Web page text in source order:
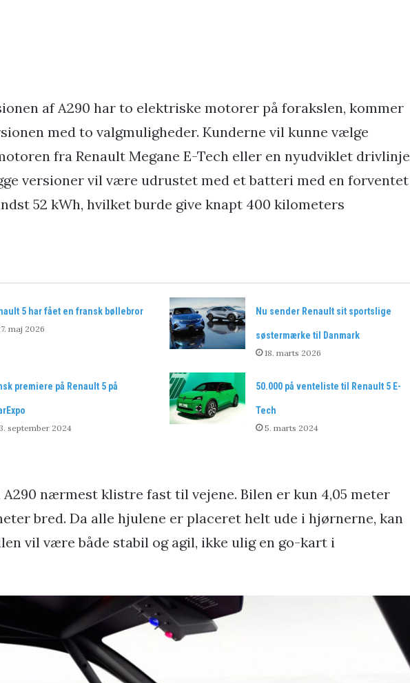
af A290 har to elektriske motorer på forakslen, kommer
med to valgmuligheder. Kunderne vil kunne vælge
fra Renault Megane E-Tech eller en nyudviklet drivlinje
versioner vil være udrustet med et batteri med en forventet
52 kWh, hvilket burde give knapt 400 kilometers
5 har fået en fransk bøllebror
maj 2026
Nu sender Renault sit sportslige
søstermærke til Danmark
18. marts 2026
premiere på Renault 5 på
september 2024
50.000 på venteliste til Renault 5 E-
Tech
5. marts 2024
nærmest klistre fast til vejene. Bilen er kun 4,05 meter
bred. Da alle hjulene er placeret helt ude i hjørnerne, kan
vil være både stabil og agil, ikke ulig en go-kart i